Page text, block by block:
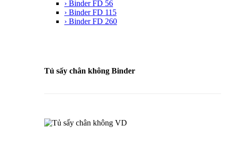
› Binder FD 56
› Binder FD 115
› Binder FD 260
Tủ sấy chân không Binder